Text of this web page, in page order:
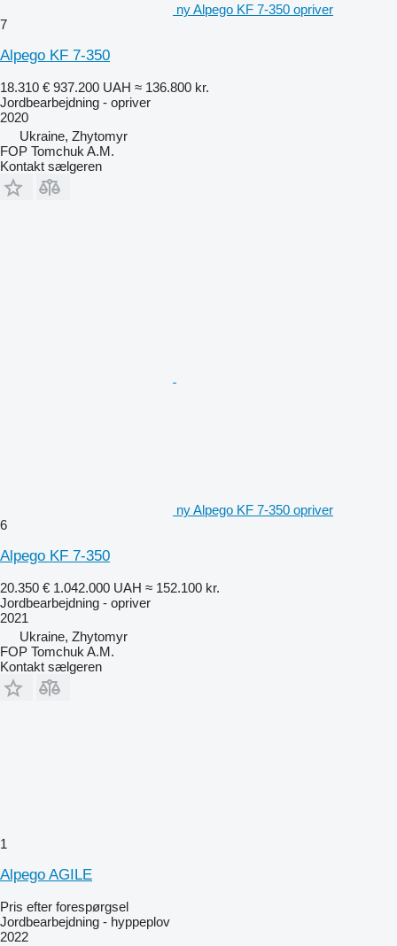
ny Alpego KF 7-350 opriver
7
Alpego KF 7-350
18.310 € 937.200 UAH ≈ 136.800 kr.
Jordbearbejdning - opriver
2020
Ukraine, Zhytomyr
FOP Tomchuk A.M.
Kontakt sælgeren
ny Alpego KF 7-350 opriver
6
Alpego KF 7-350
20.350 € 1.042.000 UAH ≈ 152.100 kr.
Jordbearbejdning - opriver
2021
Ukraine, Zhytomyr
FOP Tomchuk A.M.
Kontakt sælgeren
1
Alpego AGILE
Pris efter forespørgsel
Jordbearbejdning - hyppeplov
2022